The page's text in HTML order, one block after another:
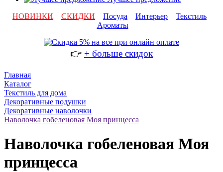
НОВИНКИ
СКИДКИ Посуда Интерьер
Текстиль
Ароматы
👉 + больше скидок
Главная
Каталог
Текстиль для дома
Декоративные подушки
Декоративные наволочки
Наволочка гобеленовая Моя принцесса
Наволочка гобеленовая Моя
принцесса